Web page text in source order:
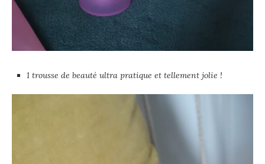
1 trousse de beauté ultra pratique et tellement jolie !